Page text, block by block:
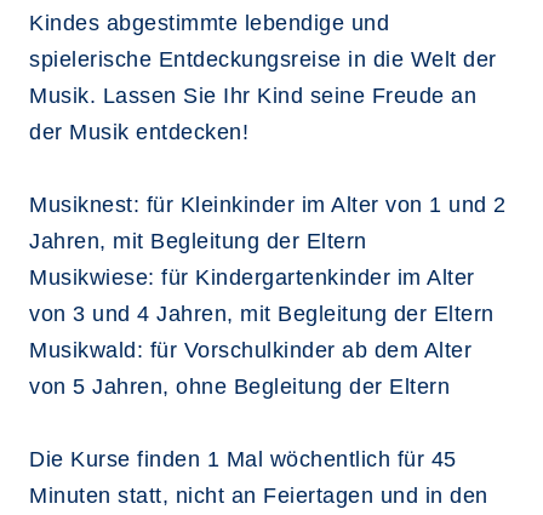
Kindes abgestimmte lebendige und
spielerische Entdeckungsreise in die Welt der
Musik. Lassen Sie Ihr Kind seine Freude an
der Musik entdecken!
Musiknest: für Kleinkinder im Alter von 1 und 2
Jahren, mit Begleitung der Eltern
Musikwiese: für Kindergartenkinder im Alter
von 3 und 4 Jahren, mit Begleitung der Eltern
Musikwald: für Vorschulkinder ab dem Alter
von 5 Jahren, ohne Begleitung der Eltern
Die Kurse finden 1 Mal wöchentlich für 45
Minuten statt, nicht an Feiertagen und in den